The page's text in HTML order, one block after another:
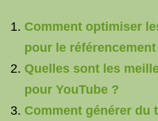
Comment optimiser
pour le référencement
Quelles sont les
pour YouTube ?
Comment générer du